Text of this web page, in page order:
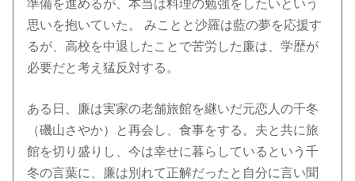
準備を進めるが、本当は料理の勉強をしたいという
思いを抱いていた。 みことと沙羅は藍の夢を応援す
るが、高校を中退したことで苦労した廉は、学歴が
必要だと考え猛反対する。
ある日、廉は実家の老舗旅館を継いだ元恋人の千冬
（磯山さやか）と再会し、食事をする。夫と共に旅
館を切り盛りし、今は幸せに暮らしているという千
冬の言葉に、廉は別れて正解だったと自分に言い聞